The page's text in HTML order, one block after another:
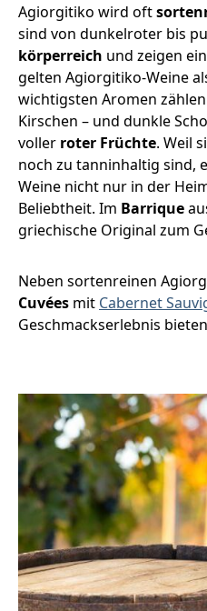
Agiorgitiko wird oft
sind von dunkelroter bis
körperreich und zeigen
gelten Agiorgitiko-Weine
wichtigsten Aromen
Kirschen – und dunkle
voller roter Früchte. Weil
noch zu tanninhaltig sind,
Weine nicht nur in der
Beliebtheit. Im Barrique
griechische Original zum
Neben sortenreinen
Cuvées mit Cabernet
Geschmackserlebnis